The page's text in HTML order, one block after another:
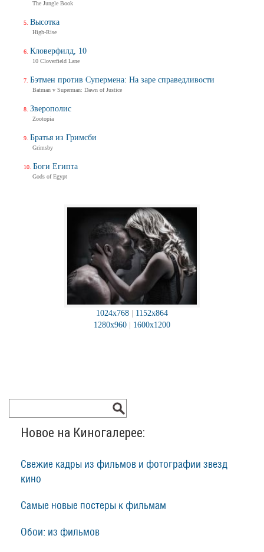
1024x768
1152x864
1280x960
1600x1200
Новое на Киногалерее:
Свежие кадры из фильмов и фотографии звезд
кино
Самые новые постеры к фильмам
Обои: из фильмов
The Jungle Book
Высотка
High-Rise
Кловерфилд, 10
10 Cloverfield Lane
Бэтмен против Супермена: На заре справедливости
Batman v Superman: Dawn of Justice
Зверополис
Zootopia
Братья из Гримсби
Grimsby
Боги Египта
Gods of Egypt